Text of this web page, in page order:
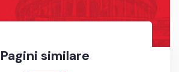
Pagini similare